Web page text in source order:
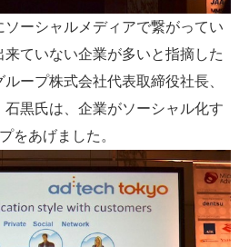
ーシャルメディアで繋がってい
来ていない企業が多いと指摘した
ープ株式会社代表取締役社長、
黒氏は、企業がソーシャル化す
をあげました。